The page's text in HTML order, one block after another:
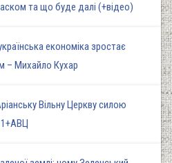
та що буде далі (+відео)
економіка зростає
– Михайло Кухар
Вільну Церкву силою